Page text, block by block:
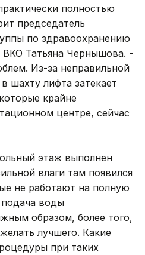
полностью
председатель
по здравоохранению
ВКО Татьяна Чернышова. -
Из-за неправильной
шахту лифта затекает
крайне
центре, сейчас
этаж выполнен
влаги там появился
не работают на полную
воды
образом, более того,
лучшего. Какие
при таких